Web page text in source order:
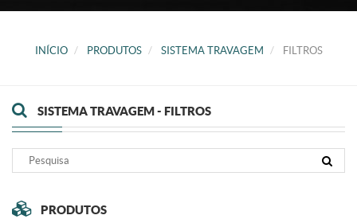
INÍCIO PRODUTOS SISTEMA TRAVAGEM FILTROS
SISTEMA TRAVAGEM - FILTROS
PRODUTOS